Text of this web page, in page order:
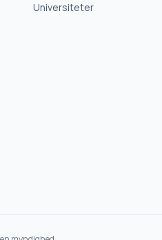
Universiteter